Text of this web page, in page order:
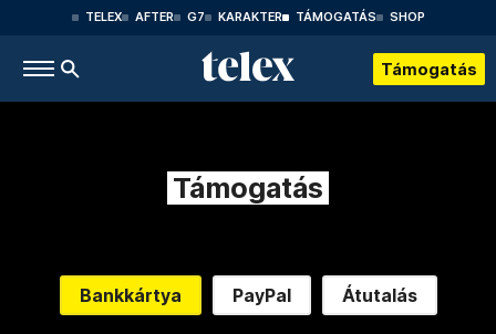
TELEX AFTER G7 KARAKTER TÁMOGATÁS SHOP
Támogatás
Támogatás
Bankkártya PayPal Átutalás